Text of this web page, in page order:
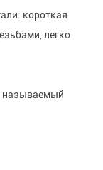
короткая
легко
называемый